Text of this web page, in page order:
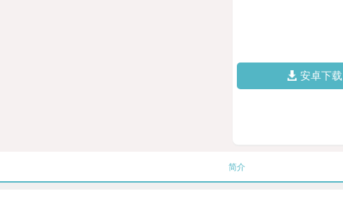
安卓下载
简介